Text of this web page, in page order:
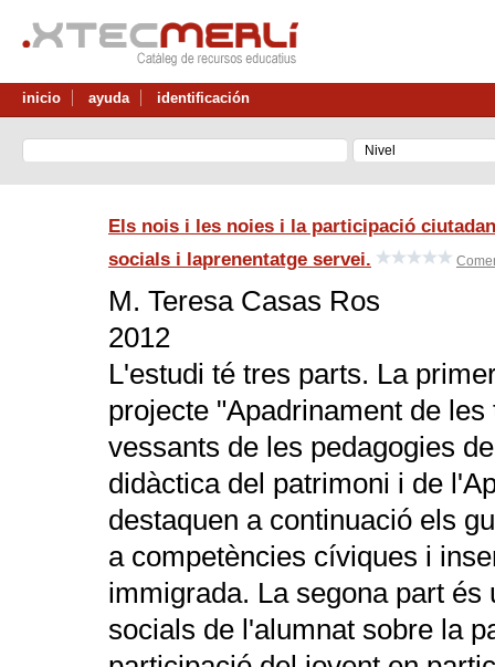
inicio ayuda identificación
Els nois i les noies i la participació
socials i laprenentatge servei.
M. Teresa Casas Ros
2012
L'estudi té tres parts. La
projecte "Apadrinament de
vessants de les pedagogies
didàctica del patrimoni i de
destaquen a continuació els
a competències cíviques i
immigrada. La segona part
socials de l'alumnat sobre la